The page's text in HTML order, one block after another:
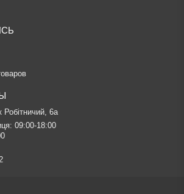
Робітничий, 6а
09:00-18:00